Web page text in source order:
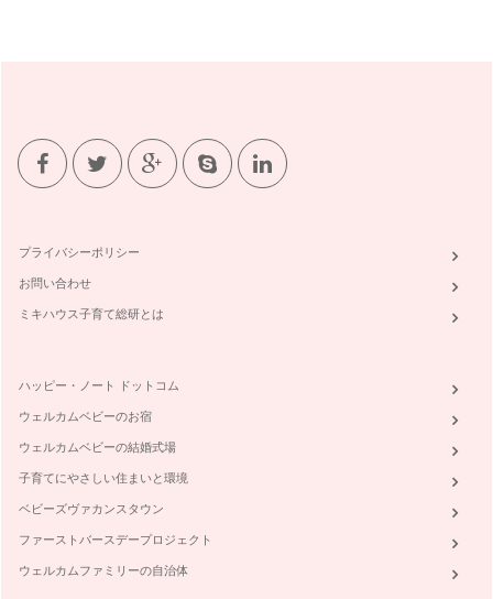
プライバシーポリシー
お問い合わせ
ミキハウス子育て総研とは
ハッピー・ノート ドットコム
ウェルカムベビーのお宿
ウェルカムベビーの結婚式場
子育てにやさしい住まいと環境
ベビーズヴァカンスタウン
ファーストバースデープロジェクト
ウェルカムファミリーの自治体